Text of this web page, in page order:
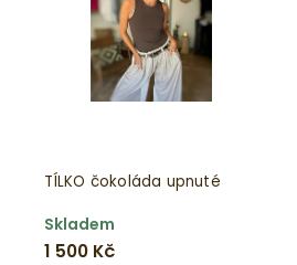
TÍLKO čokoláda upnuté
Skladem
1 500 Kč